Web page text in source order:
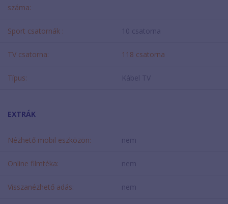
száma:
Sport csatornák : 10 csatorna
TV csatorna: 118 csatorna
Típus: Kábel TV
EXTRÁK
Nézhető mobil eszközön: nem
Online filmtéka: nem
Visszanézhető adás: nem